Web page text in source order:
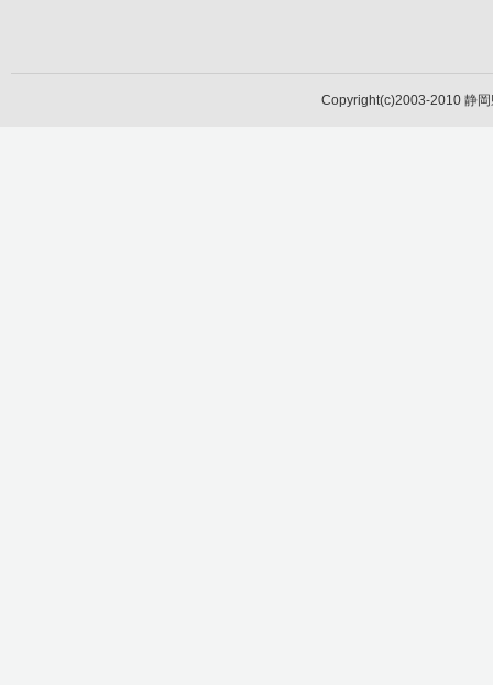
Copyright(c)2003-2010 静